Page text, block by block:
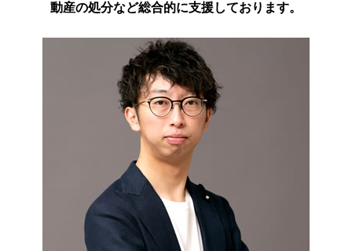
動産の処分など総合的に支援しております。